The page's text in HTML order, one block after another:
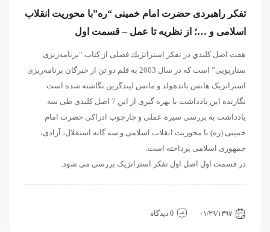
تفکر راهبردی حضرت امام خمینی “ره”با محوریت انقلاب
اسلامی و …؛ از نظریه تا عمل – قسمت اول
هفت اصل كليدي در تفكر استراتژیك فصلی از کتاب “برنامه‌ریزی
سناریویی” است که در سال 2003 به قلم دو تن از خبرگان برنامه‌ریزی
استراتژیک هانس باندهولد و ماتس ليندگرين نگاشته شده است
نگارنده این یادداشت با بهره گیری از این 7 اصل کلیدی طی سه
یادداشت به بررسی سیره عملی و چارچوب ادراکی حضرت امام
خمینی (ره) با محوریت انقلاب اسلامی و سه گانه استقلال، آزادی،
جمهوری اسلامی پرداخته است.
در قسمت اول اصل اول تفکر استراتژیک بررسی می شود.
۰۱/۲۹/۱۳۹۷
0 دیدگاه